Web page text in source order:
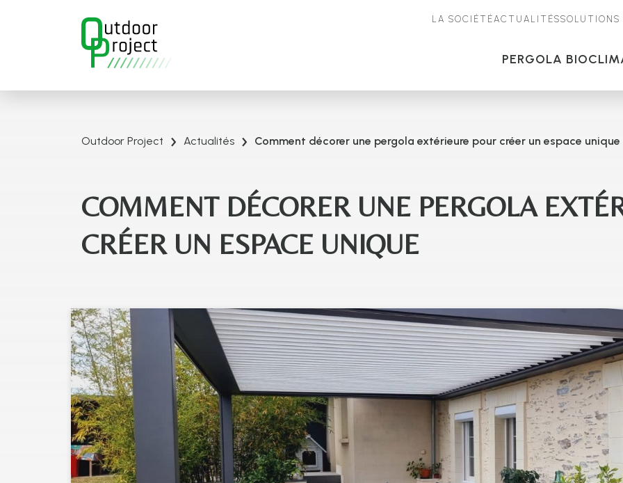
LA SOCIÉTÉ ACTUALITÉSSOLUTIONS
PERGOLA
Outdoor Project › Actualités › Comment décorer une pergola extérieure pour créer un espace unique
COMMENT DÉCORER UNE PERGOLA
CRÉER UN ESPACE UNIQUE